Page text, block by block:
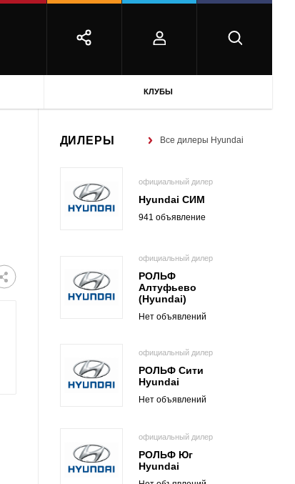
КЛУБЫ
ДИЛЕРЫ Все дилеры Hyundai
официальный дилер
Hyundai СИМ
941 объявление
официальный дилер
РОЛЬФ
Алтуфьево
(Hyundai)
Нет объявлений
официальный дилер
РОЛЬФ Сити
Hyundai
Нет объявлений
официальный дилер
РОЛЬФ Юг
Hyundai